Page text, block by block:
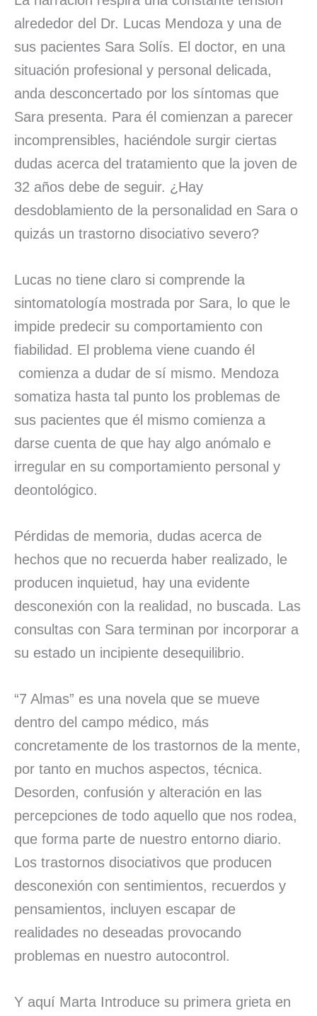
alrededor del Dr. Lucas Mendoza y una de
sus pacientes Sara Solís. El doctor, en una
situación profesional y personal delicada,
anda desconcertado por los síntomas que
Sara presenta. Para él comienzan a parecer
incomprensibles, haciéndole surgir ciertas
dudas acerca del tratamiento que la joven de
32 años debe de seguir. ¿Hay
desdoblamiento de la personalidad en Sara o
quizás un trastorno disociativo severo?
Lucas no tiene claro si comprende la
sintomatología mostrada por Sara, lo que le
impide predecir su comportamiento con
fiabilidad. El problema viene cuando él
comienza a dudar de sí mismo. Mendoza
somatiza hasta tal punto los problemas de
sus pacientes que él mismo comienza a
darse cuenta de que hay algo anómalo e
irregular en su comportamiento personal y
deontológico.
Pérdidas de memoria, dudas acerca de
hechos que no recuerda haber realizado, le
producen inquietud, hay una evidente
desconexión con la realidad, no buscada. Las
consultas con Sara terminan por incorporar a
su estado un incipiente desequilibrio.
“7 Almas” es una novela que se mueve
dentro del campo médico, más
concretamente de los trastornos de la mente,
por tanto en muchos aspectos, técnica.
Desorden, confusión y alteración en las
percepciones de todo aquello que nos rodea,
que forma parte de nuestro entorno diario.
Los trastornos disociativos que producen
desconexión con sentimientos, recuerdos y
pensamientos, incluyen escapar de
realidades no deseadas provocando
problemas en nuestro autocontrol.
Y aquí Marta Introduce su primera grieta en